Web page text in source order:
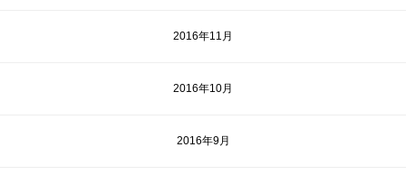
2016年11月
2016年10月
2016年9月